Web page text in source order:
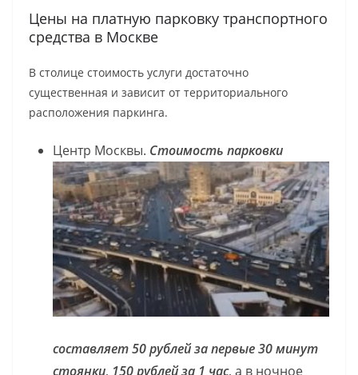
Цены на платную парковку транспортного
средства в Москве
В столице стоимость услуги достаточно
существенная и зависит от территориального
расположения паркинга.
Центр Москвы. Стоимость парковки
составляет 50 рублей за первые 30 минут
стоянки, 150 рублей за 1 час, а в ночное